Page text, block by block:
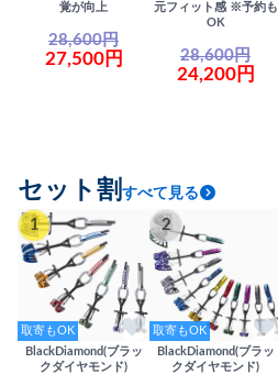
覚が向上
28,600円
27,500円
元フィット感 ※予約も
OK
28,600円
24,200円
セット割 すべて見る
1
取寄もOK
BlackDiamond(ブラッ
クダイヤモンド)
2
取寄もOK
BlackDiamond(ブラッ
クダイヤモンド)